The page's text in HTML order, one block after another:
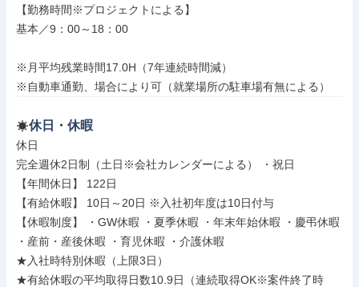
【勤務時間※プロジェクトによる】
基本／9：00～18：00
※月平均残業時間17.0H（7年連続時間減）
※自動車通勤、場合により可（就業場所の駐車場有無による）
休日・休暇
休日
完全週休2日制（土日※会社カレンダーによる） ・祝日
【年間休日】 122日
【有給休暇】 10日～20日 ※入社初年度は10日付与
【休暇制度】 ・GW休暇 ・夏季休暇 ・年末年始休暇 ・慶弔休暇
・産前・産後休暇 ・育児休暇 ・介護休暇
★入社時特別休暇（上限3日）
★有給休暇の平均取得日数10.9日（連続取得OK※案件終了時